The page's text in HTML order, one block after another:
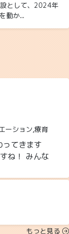
として、2024年
動か...
ーション,療育
ってきます
ね！ みんな
ーション,療育
もっと見る